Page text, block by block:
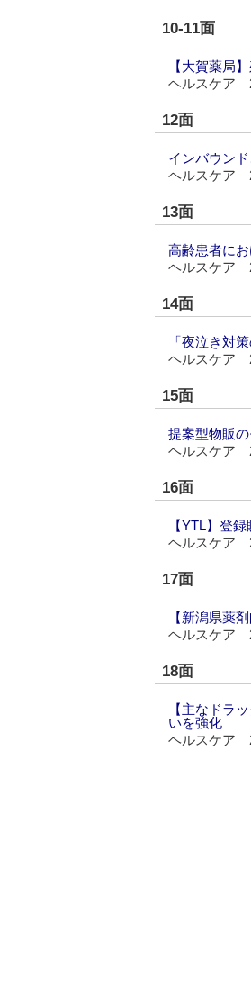
10-11面
【大賀薬局
ヘルスケア
12面
インバウン
ヘルスケア
13面
高齢患者に
ヘルスケア
14面
「夜泣き対
ヘルスケア
15面
提案型物販
ヘルスケア
16面
【YTL】登
ヘルスケア
17面
【新潟県薬
ヘルスケア
18面
【主なドラ
いを強化
ヘルスケア